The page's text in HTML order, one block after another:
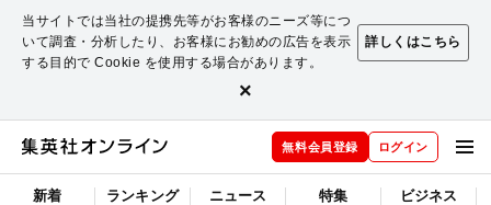
当サイトでは当社の提携先等がお客様のニーズ等につ
いて調査・分析したり、お客様にお勧めの広告を表示
する目的で Cookie を使用する場合があります。
詳しくはこちら
×
無料会員登録 ログイン
新着 ランキング ニュース 特集 ビジネス